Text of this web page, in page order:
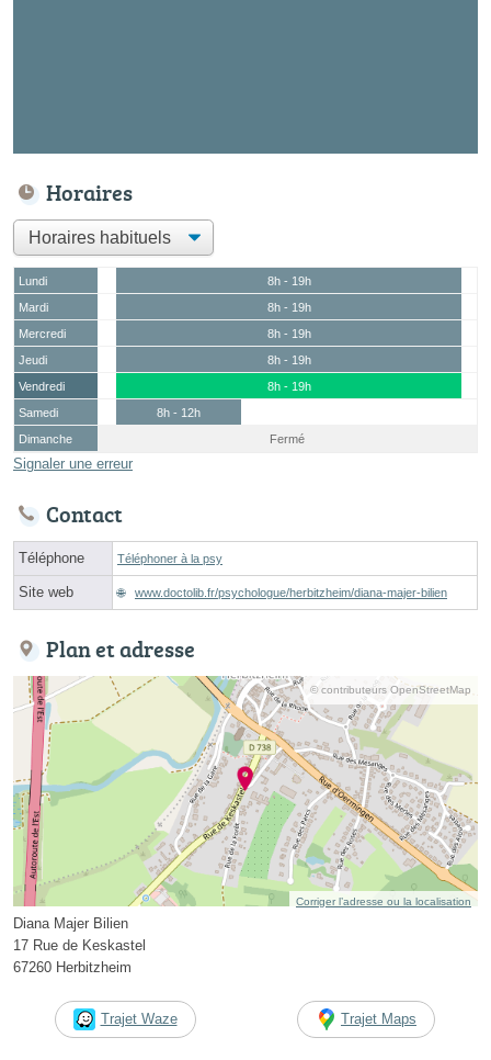
Horaires
Lundi
8h - 19h
Mardi
8h - 19h
Mercredi
8h - 19h
Jeudi
8h - 19h
Vendredi
8h - 19h
Samedi
8h - 12h
Dimanche
Fermé
Signaler une erreur
Contact
Téléphone Téléphoner à la psy
Site web www.doctolib.fr/psychologue/herbitzheim/diana-majer-bilien
Plan et adresse
© contributeurs OpenStreetMap
Corriger l’adresse ou la localisation
Diana Majer Bilien
17 Rue de Keskastel
67260 Herbitzheim
Trajet Waze Trajet Maps